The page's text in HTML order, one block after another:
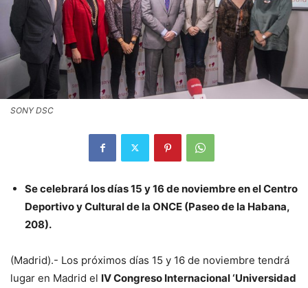
SONY DSC
Se celebrará los días 15 y 16 de noviembre en el Centro
Deportivo y Cultural de la ONCE (Paseo de la Habana,
208).
(Madrid).- Los próximos días 15 y 16 de noviembre tendrá
lugar en Madrid el IV Congreso Internacional ‘Universidad